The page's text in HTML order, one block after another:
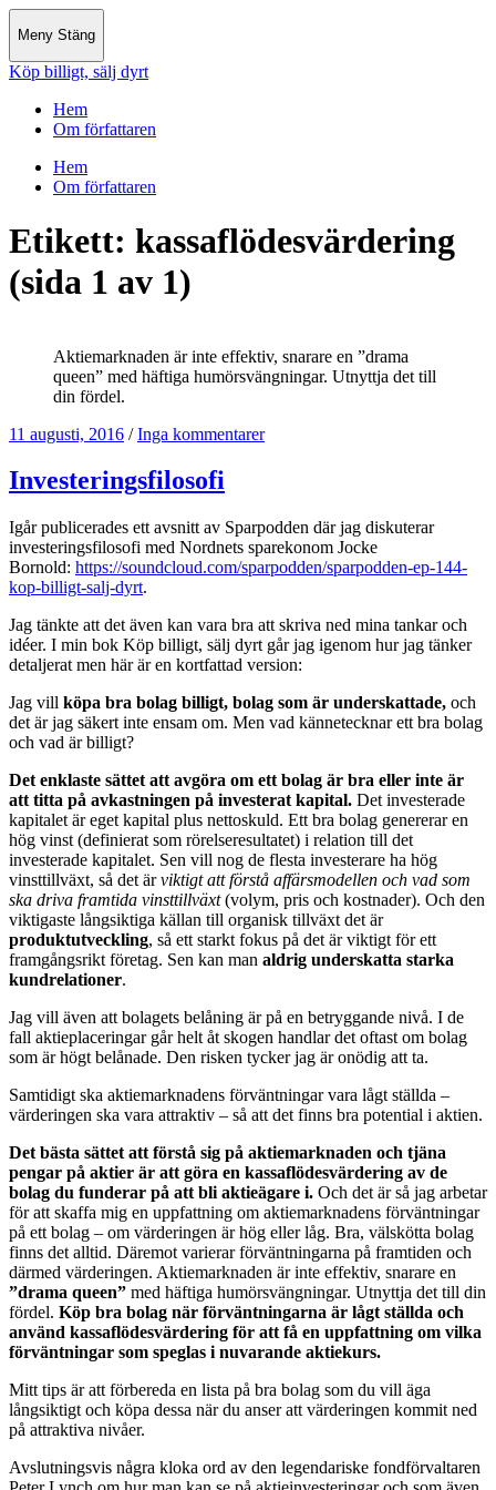
Meny Stäng
Köp billigt, sälj dyrt
Hem
Om författaren
Hem
Om författaren
Etikett: kassaflödesvärdering
(sida 1 av 1)
Aktiemarknaden är inte effektiv, snarare en ”drama
queen” med häftiga humörsvängningar. Utnyttja det till
din fördel.
11 augusti, 2016 / Inga kommentarer
Investeringsfilosofi
Igår publicerades ett avsnitt av Sparpodden där jag diskuterar
investeringsfilosofi med Nordnets sparekonom Jocke
Bornold: https://soundcloud.com/sparpodden/sparpodden-ep-144-
kop-billigt-salj-dyrt.
Jag tänkte att det även kan vara bra att skriva ned mina tankar och
idéer. I min bok Köp billigt, sälj dyrt går jag igenom hur jag tänker
detaljerat men här är en kortfattad version:
Jag vill köpa bra bolag billigt, bolag som är underskattade, och
det är jag säkert inte ensam om. Men vad kännetecknar ett bra bolag
och vad är billigt?
Det enklaste sättet att avgöra om ett bolag är bra eller inte är
att titta på avkastningen på investerat kapital. Det investerade
kapitalet är eget kapital plus nettoskuld. Ett bra bolag genererar en
hög vinst (definierat som rörelseresultatet) i relation till det
investerade kapitalet. Sen vill nog de flesta investerare ha hög
vinsttillväxt, så det ärviktigt att förstå affärsmodellen och vad som
ska driva framtida vinsttillväxt(volym, pris och kostnader). Och den
viktigaste långsiktiga källan till organisk tillväxt det är
produktutveckling, så ett starkt fokus på det är viktigt för ett
framgångsrikt företag. Sen kan man aldrig underskatta starka
kundrelationer.
Jag vill även att bolagets belåning är på en betryggande nivå. I de
fall aktieplaceringar går helt åt skogen handlar det oftast om bolag
som är högt belånade. Den risken tycker jag är onödig att ta.
Samtidigt ska aktiemarknadens förväntningar vara lågt ställda –
värderingen ska vara attraktiv – så att det finns bra potential i aktien.
Det bästa sättet att förstå sig på aktiemarknaden och tjäna
pengar på aktier är att göra en kassaflödesvärdering av de
bolag du funderar på att bli aktieägare i. Och det är så jag arbetar
för att skaffa mig en uppfattning om aktiemarknadens förväntningar
på ett bolag – om värderingen är hög eller låg. Bra, välskötta bolag
finns det alltid. Däremot varierar förväntningarna på framtiden och
därmed värderingen. Aktiemarknaden är inte effektiv, snarare en
”drama queen” med häftiga humörsvängningar. Utnyttja det till din
fördel. Köp bra bolag när förväntningarna är lågt ställda och
använd kassaflödesvärdering för att få en uppfattning om vilka
förväntningar som speglas i nuvarande aktiekurs.
Mitt tips är att förbereda en lista på bra bolag som du vill äga
långsiktigt och köpa dessa när du anser att värderingen kommit ned
på attraktiva nivåer.
Avslutningsvis några kloka ord av den legendariske fondförvaltaren